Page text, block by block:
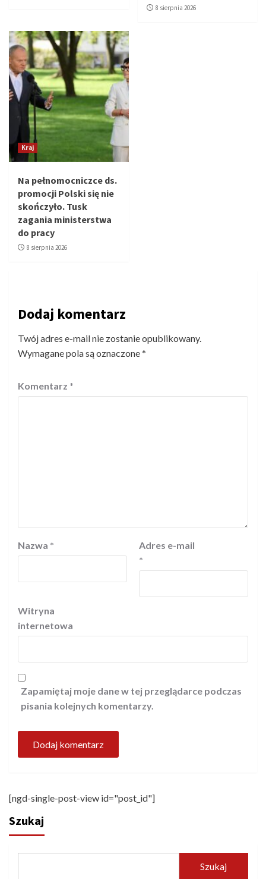
8 sierpnia 2026
Kraj
Na pełnomocniczce ds.
promocji Polski się nie
skończyło. Tusk
zagania ministerstwa
do pracy
8 sierpnia 2026
Dodaj komentarz
Twój adres e-mail nie zostanie opublikowany.
Wymagane pola są oznaczone*
Komentarz *
Nazwa *
Adres e-mail
*
Witryna
internetowa
Zapamiętaj moje dane w tej przeglądarce podczas
pisania kolejnych komentarzy.
[ngd-single-post-view id="post_id"]
Szukaj
Szukaj